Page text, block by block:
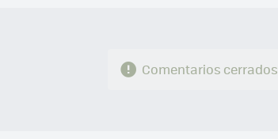
Comentarios cerrados